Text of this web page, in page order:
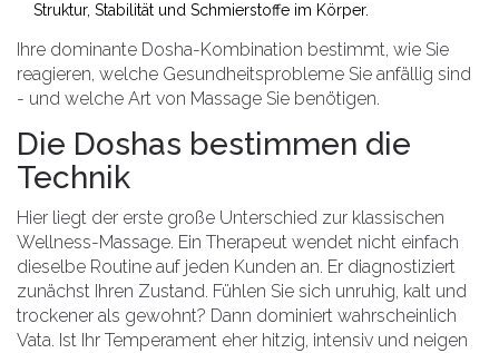
Struktur, Stabilität und Schmierstoffe im Körper.
Ihre dominante Dosha-Kombination bestimmt, wie Sie
reagieren, welche Gesundheitsprobleme Sie anfällig sind
- und welche Art von Massage Sie benötigen.
Die Doshas bestimmen die
Technik
Hier liegt der erste große Unterschied zur klassischen
Wellness-Massage. Ein Therapeut wendet nicht einfach
dieselbe Routine auf jeden Kunden an. Er diagnostiziert
zunächst Ihren Zustand. Fühlen Sie sich unruhig, kalt und
trockener als gewohnt? Dann dominiert wahrscheinlich
Vata. Ist Ihr Temperament eher hitzig, intensiv und neigen